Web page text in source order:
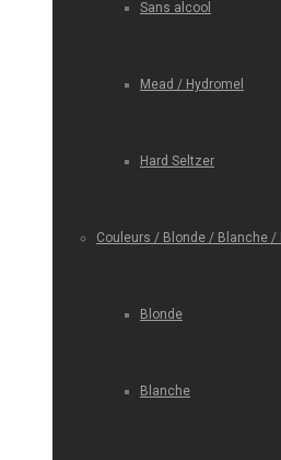
Sans alcool
Mead / Hydromel
Hard Seltzer
Couleurs / Blonde / Blanche /
Blonde
Blanche